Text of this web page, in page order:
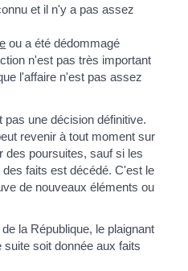
et il n'y a pas assez
ou a été dédommagé
n'est pas très important
l'affaire n'est pas assez
pas une décision définitive.
revenir à tout moment sur
des poursuites, sauf si les
des faits est décédé. C'est le
de nouveaux éléments ou
la République, le plaignant
soit donnée aux faits